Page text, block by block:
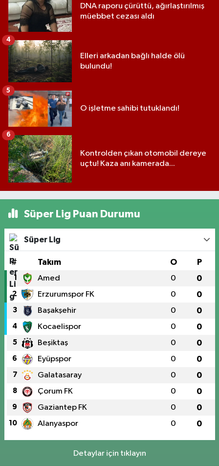
DNA raporu çürüttü, ağırlaştırılmış
müebbet cezası aldı
Elleri arkadan bağlı halde ölü
bulundu!
4
O işletme sahibi tutuklandı!
5
Kontrolden çıkan otomobil dereye
uçtu! Kaza anı kamerada...
6
Süper Lig Puan Durumu
Süper Lig
# Takım O P
1 Amed 0 0
2 Erzurumspor FK 0 0
3 Başakşehir 0 0
4 Kocaelispor 0 0
5 Beşiktaş 0 0
6 Eyüpspor 0 0
7 Galatasaray 0 0
8 Çorum FK 0 0
9 Gaziantep FK 0 0
10 Alanyaspor 0 0
Detaylar için tıklayın